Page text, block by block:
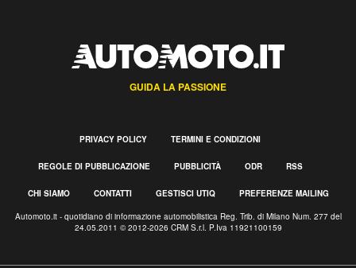
GUIDA LA PASSIONE
PRIVACY POLICY TERMINI E CONDIZIONI
REGOLE DI PUBBLICAZIONE PUBBLICITÀ ODR RSS
CHI SIAMO CONTATTI GESTISCI UTIQ PREFERENZE MAILING
Automoto.it - quotidiano di informazione automobilistica Reg. Trib. di Milano Num. 277 del
24.05.2011 © 2012-2026 CRM S.r.l. P.Iva 11921100159